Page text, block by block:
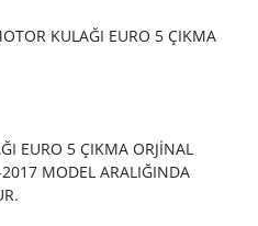
KULAĞI EURO 5 ÇIKMA
EURO 5 ÇIKMA ORJİNAL
MODEL ARALIĞINDA